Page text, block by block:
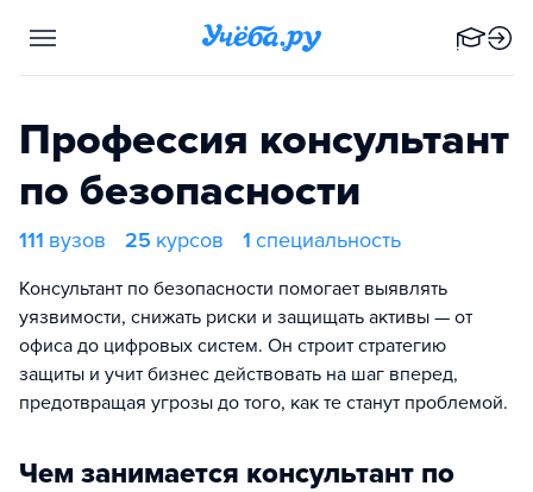
Профессия консультант
по безопасности
111 вузов 25 курсов 1 специальность
Консультант по безопасности помогает выявлять
уязвимости, снижать риски и защищать активы — от
офиса до цифровых систем. Он строит стратегию
защиты и учит бизнес действовать на шаг вперед,
предотвращая угрозы до того, как те станут проблемой.
Чем занимается консультант по